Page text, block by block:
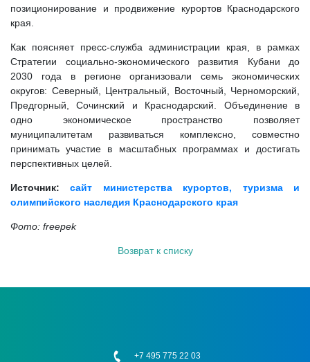
позиционирование и продвижение курортов Краснодарского
края.
Как поясняет пресс-служба администрации края, в рамках
Стратегии социально-экономического развития Кубани до
2030 года в регионе организовали семь экономических
округов: Северный, Центральный, Восточный, Черноморский,
Предгорный, Сочинский и Краснодарский. Объединение в
одно экономическое пространство позволяет
муниципалитетам развиваться комплексно, совместно
принимать участие в масштабных программах и достигать
перспективных целей.
Источник:сайт министерства курортов, туризма и
олимпийского наследия Краснодарского края
Фото: freepek
Возврат к списку
+7 495 775 22 03